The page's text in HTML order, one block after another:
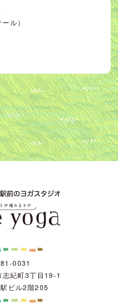
ル）
0031
志紀町3丁目19-1
ビル2階205